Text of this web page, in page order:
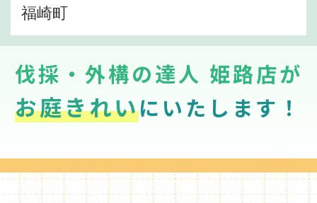
福崎町
伐採・外構の達人 姫路店が
お庭きれいにいたします！